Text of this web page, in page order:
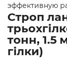
эффективную
Строп
тонн, 1.5
гілки)